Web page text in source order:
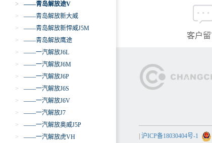
>
——青岛解放途V
>
——青岛解放新大威
>
——青岛解放新悍威J5M
>
——青岛解放鹰途
>
——一汽解放J6L
>
——一汽解放J6M
>
——一汽解放J6P
>
——一汽解放J6S
>
——一汽解放J6V
>
——一汽解放J7
>
——一汽解放奥威J5P
>
——一汽解放虎VH
客户
沪ICP备18030404号-1